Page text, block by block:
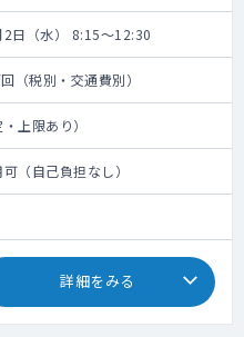
日（水） 8:15～12:30
（税別・交通費別）
上限あり）
（自己負担なし）
詳細をみる